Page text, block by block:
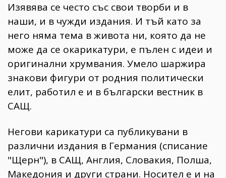
Изявява се често със свои творби и в
наши, и в чужди издания. И тъй като за
него няма тема в живота ни, която да не
може да се окарикатури, е пълен с идеи и
оригинални хрумвания. Умело шаржира
знакови фигури от родния политически
елит, работил е и в български вестник в
САЩ.
Негови карикатури са публикувани в
различни издания в Германия (списание
"Щерн"), в САЩ, Англия, Словакия, Полша,
Македония и други страни. Носител е и на